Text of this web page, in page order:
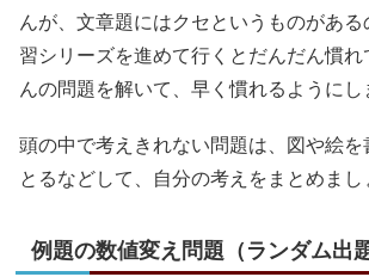
んが、文章題にはクセというものがあ
習シリーズを進めて行くとだんだん慣れ
んの問題を解いて、早く慣れるようにし
頭の中で考えきれない問題は、図や絵を
とるなどして、自分の考えをまとめまし
例題の数値変え問題（ランダム出題